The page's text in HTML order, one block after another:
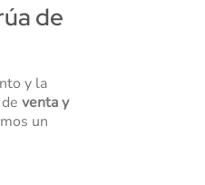
de
y la
venta y
un